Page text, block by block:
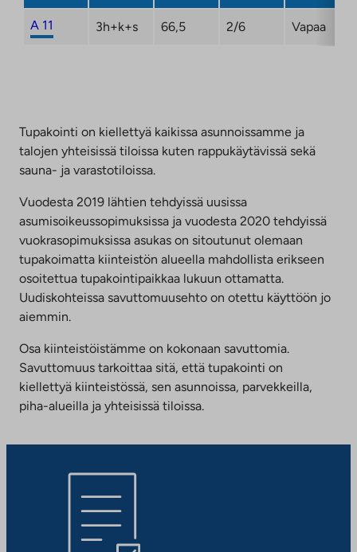
A 11 3h+k+s 66,5 2/6 Vapaa
Tupakointi on kiellettyä kaikissa asunnoissamme ja
talojen yhteisissä tiloissa kuten rappukäytävissä sekä
sauna- ja varastotiloissa.
Vuodesta 2019 lähtien tehdyissä uusissa
asumisoikeussopimuksissa ja vuodesta 2020 tehdyissä
vuokrasopimuksissa asukas on sitoutunut olemaan
tupakoimatta kiinteistön alueella mahdollista erikseen
osoitettua tupakointipaikkaa lukuun ottamatta.
Uudiskohteissa savuttomuusehto on otettu käyttöön jo
aiemmin.
Osa kiinteistöistämme on kokonaan savuttomia.
Savuttomuus tarkoittaa sitä, että tupakointi on
kiellettyä kiinteistössä, sen asunnoissa, parvekkeilla,
piha-alueilla ja yhteisissä tiloissa.